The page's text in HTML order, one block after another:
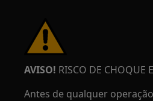
AVISO! RISCO DE CHOQUE
Antes de qualquer